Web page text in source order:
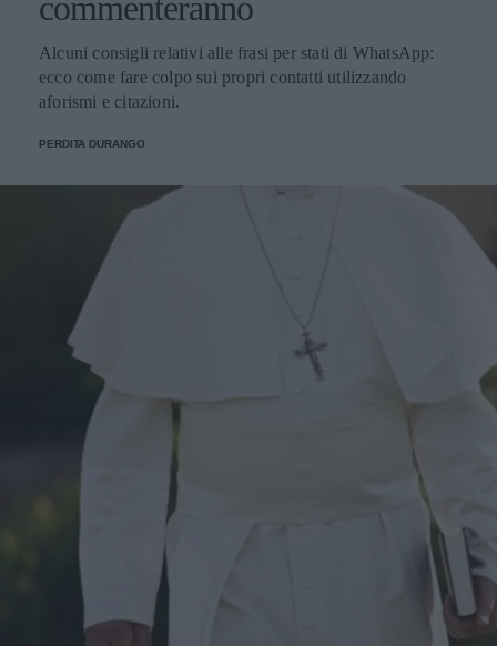
Alcuni consigli relativi alle frasi per stati di WhatsApp:
ecco come fare colpo sui propri contatti utilizzando
aforismi e citazioni.
PERDITA DURANGO